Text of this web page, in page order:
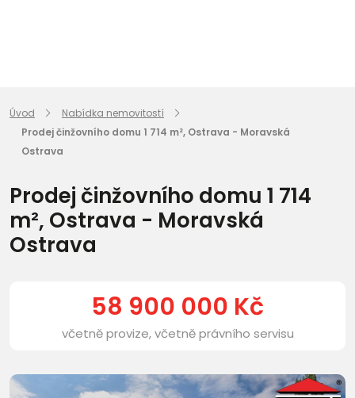
Úvod
Nabídka nemovitostí
Prodej činžovního domu 1 714 m², Ostrava - Moravská
Ostrava
Prodej činžovního domu 1 714
m², Ostrava - Moravská
Ostrava
58 900 000 Kč
včetně provize, včetně právního servisu